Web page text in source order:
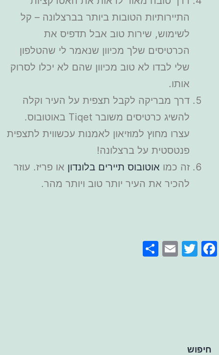
התיירותיות הטובות ביותר בברצלונה – קל
לשימוש, שירות טוב אבל תדפיס את
הכרטיסים שלך מכיוון שנאמר לי שהטלפון
שלי לבדו לא טוב מכיוון שהם לא יכלו לסרוק
אותו.
דרך מבריקה לקבל תצפית על העיר וקלה
להשיג כרטיסים משובר Tiqet באוטובוס.
עצרו מחוץ למוזיאון לאמנות עכשווית לתצפית
פנטסטית על ברצלונה!
זה כמו אוטובוס תיירים בלונדון או פריז. עוזר
להכיר את העיר יותר טוב ויותר מהר.
Facebook
Twitter
Email
חיפוש